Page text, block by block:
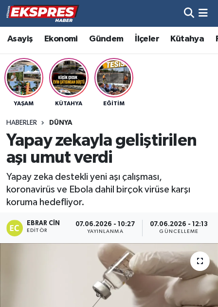
Asayiş Ekonomi Gündem İlçeler Kütahya
YAŞAM KÜTAHYA EĞITIM
HABERLER DÜNYA
Yapay zekayla geliştirilen
aşı umut verdi
Yapay zeka destekli yeni aşı çalışması,
koronavirüs ve Ebola dahil birçok virüse karşı
koruma hedefliyor.
EBRAR CIN
EDITÖR
07.06.2026 - 10:27
YAYINLANMA
07.06.2026 - 12:13
GÜNCELLEME
Altıntaş
Asayiş
Aslanapa
Bölge
Çavdarhisar
Domaniç
Hava Durumu
Trafik Durumu
Süper Lig Puan Durumu ve Fikstür
Son Dakika Haberleri
Haber Arşivi